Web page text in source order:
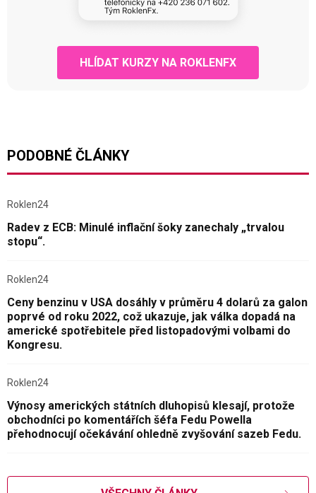
HLÍDAT KURZY NA ROKLENFX
PODOBNÉ ČLÁNKY
Roklen24
Radev z ECB: Minulé inflační šoky zanechaly „trvalou
stopu“.
Roklen24
Ceny benzinu v USA dosáhly v průměru 4 dolarů za galon
poprvé od roku 2022, což ukazuje, jak válka dopadá na
americké spotřebitele před listopadovými volbami do
Kongresu.
Roklen24
Výnosy amerických státních dluhopisů klesají, protože
obchodníci po komentářích šéfa Fedu Powella
přehodnocují očekávání ohledně zvyšování sazeb Fedu.